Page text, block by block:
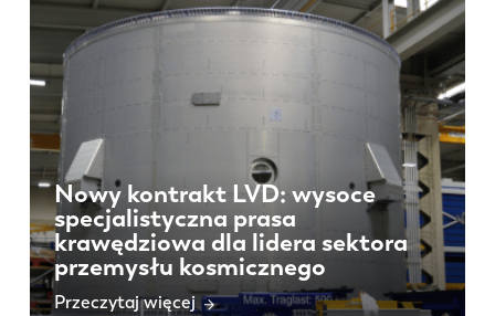
Nowy kontrakt LVD: wysoce
specjalistyczna prasa
krawędziowa dla lidera sektora
przemysłu kosmicznego
Przeczytaj więcej